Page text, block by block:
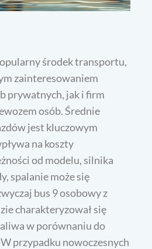
środek transportu,
zainteresowaniem
prywatnych, jak i firm
osób. Średnie
jest kluczowym
na koszty
od modelu, silnika
spalanie może się
bus 9 osobowy z
charakteryzował się
w porównaniu do
przypadku nowoczesnych